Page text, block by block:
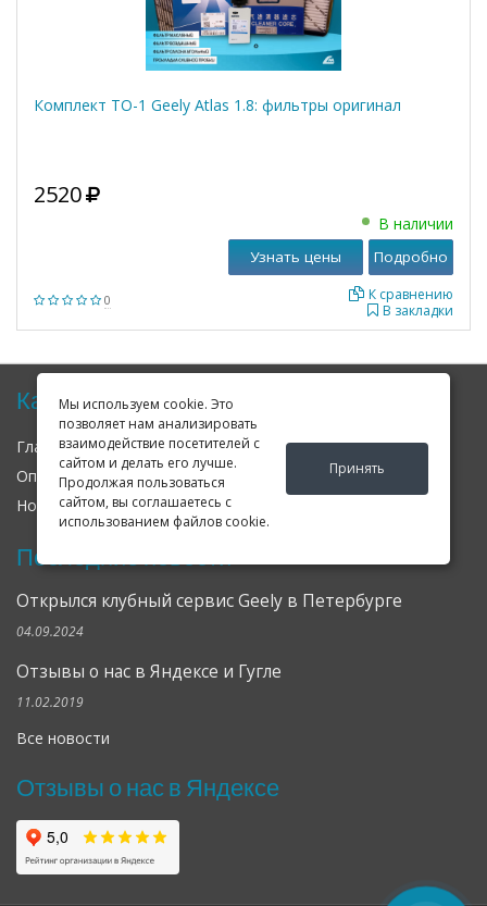
Мы используем cookie. Это
позволяет нам анализировать
взаимодействие посетителей с
сайтом и делать его лучше.
Продолжая пользоваться
сайтом, вы соглашаетесь с
использованием файлов cookie.
Принять
Комплект ТО-1 Geely Atlas 1.8: фильтры оригинал
0
2520
В наличии
В закладки
К сравнению
Узнать цены Подробно
Карта сайта
Главная О нас
Контакты
Оплата
Доставка
Гарантия
Новости
Оферта
Последние новости
Открылся клубный сервис Geely в Петербурге
04.09.2024
Отзывы о нас в Яндексе и Гугле
11.02.2019
Все новости
Отзывы о нас в Яндексе